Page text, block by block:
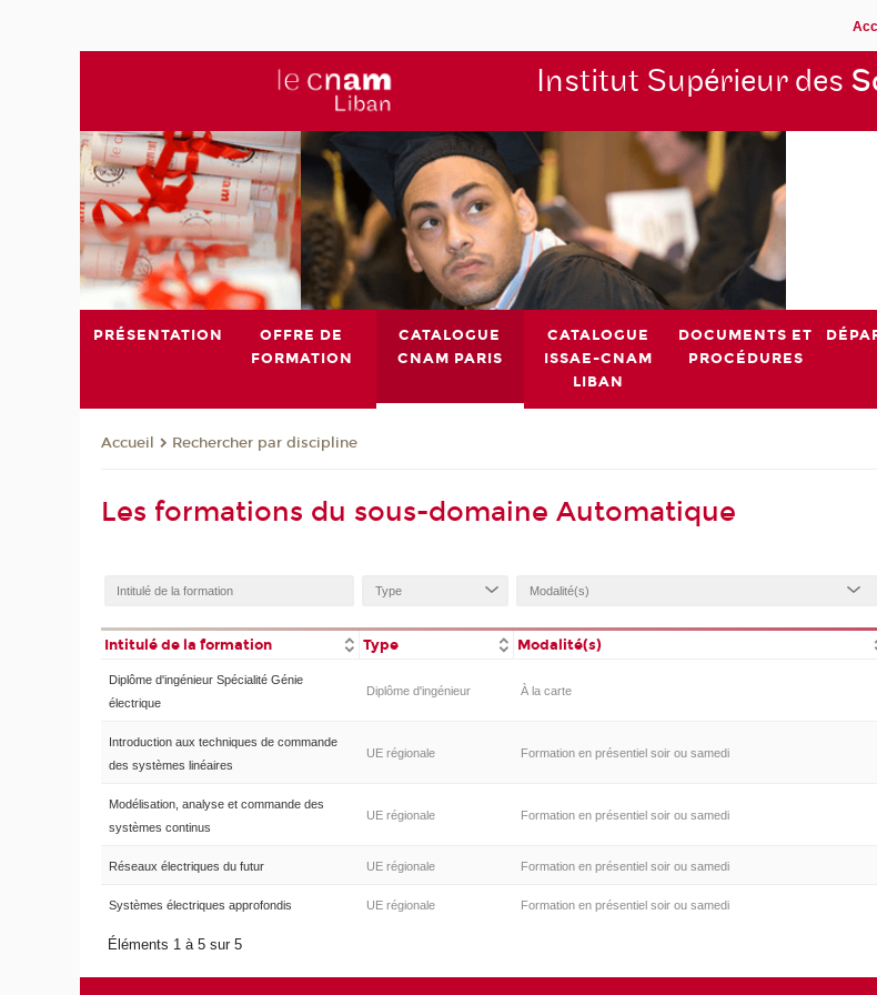
Institut Supérieur des
PRÉSENTATION
OFFRE DE
FORMATION
CATALOGUE
CNAM PARIS
CATALOGUE
ISSAE-CNAM
LIBAN
DOCUMENTS ET
PROCÉDURES
Accueil Rechercher par discipline
Les formations du sous-domaine Automatique
Intitulé de la formation Type Modalité(s)
Diplôme d'ingénieur Spécialité Génie
électrique
Diplôme d'ingénieur À la carte
Introduction aux techniques de commande
des systèmes linéaires
UE régionale Formation en présentiel soir ou samedi
Modélisation, analyse et commande des
systèmes continus
UE régionale Formation en présentiel soir ou samedi
Réseaux électriques du futur UE régionale Formation en présentiel soir ou samedi
Systèmes électriques approfondis UE régionale Formation en présentiel soir ou samedi
Éléments 1 à 5 sur 5